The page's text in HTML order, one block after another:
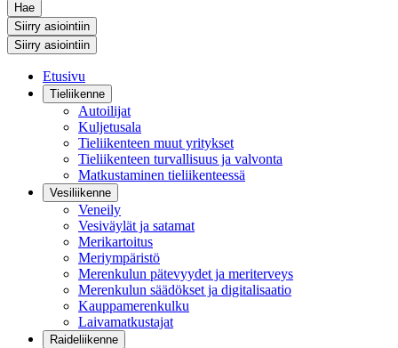
Hae
Siirry asiointiin
Siirry asiointiin
Etusivu
Tieliikenne
Autoilijat
Kuljetusala
Tieliikenteen muut yritykset
Tieliikenteen turvallisuus ja valvonta
Matkustaminen tieliikenteessä
Vesiliikenne
Veneily
Vesiväylät ja satamat
Merikartoitus
Meriympäristö
Merenkulun pätevyydet ja meriterveys
Merenkulun säädökset ja digitalisaatio
Kauppamerenkulku
Laivamatkustajat
Raideliikenne